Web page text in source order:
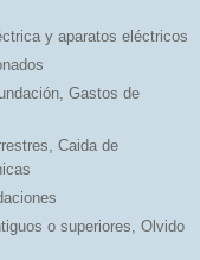
y aparatos eléctricos
Gastos de
Caida de
o superiores, Olvido